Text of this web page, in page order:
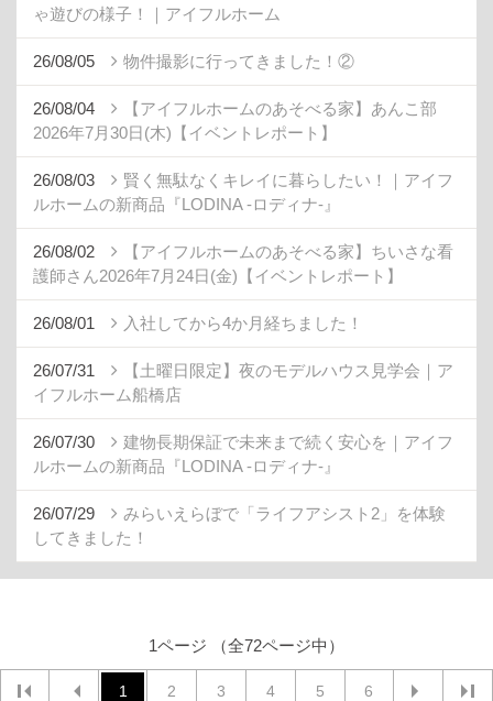
ゃ遊びの様子！｜アイフルホーム
26/08/05 物件撮影に行ってきました！②
26/08/04
【アイフルホームのあそべる家】あんこ部
2026年7月30日(木)【イベントレポート】
26/08/03
賢く無駄なくキレイに暮らしたい！｜アイフ
ルホームの新商品『LODINA -ロディナ-』
26/08/02
【アイフルホームのあそべる家】ちいさな看
護師さん2026年7月24日(金)【イベントレポート】
26/08/01 入社してから4か月経ちました！
26/07/31
【土曜日限定】夜のモデルハウス見学会｜ア
イフルホーム船橋店
26/07/30
建物長期保証で未来まで続く安心を｜アイフ
ルホームの新商品『LODINA -ロディナ-』
26/07/29
みらいえらぼで「ライフアシスト2」を体験
してきました！
1ページ （全72ページ中）
1 2 3 4 5 6